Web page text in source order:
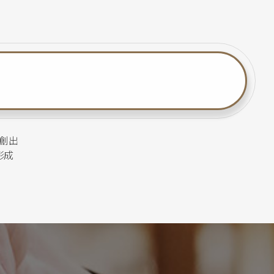
出
成